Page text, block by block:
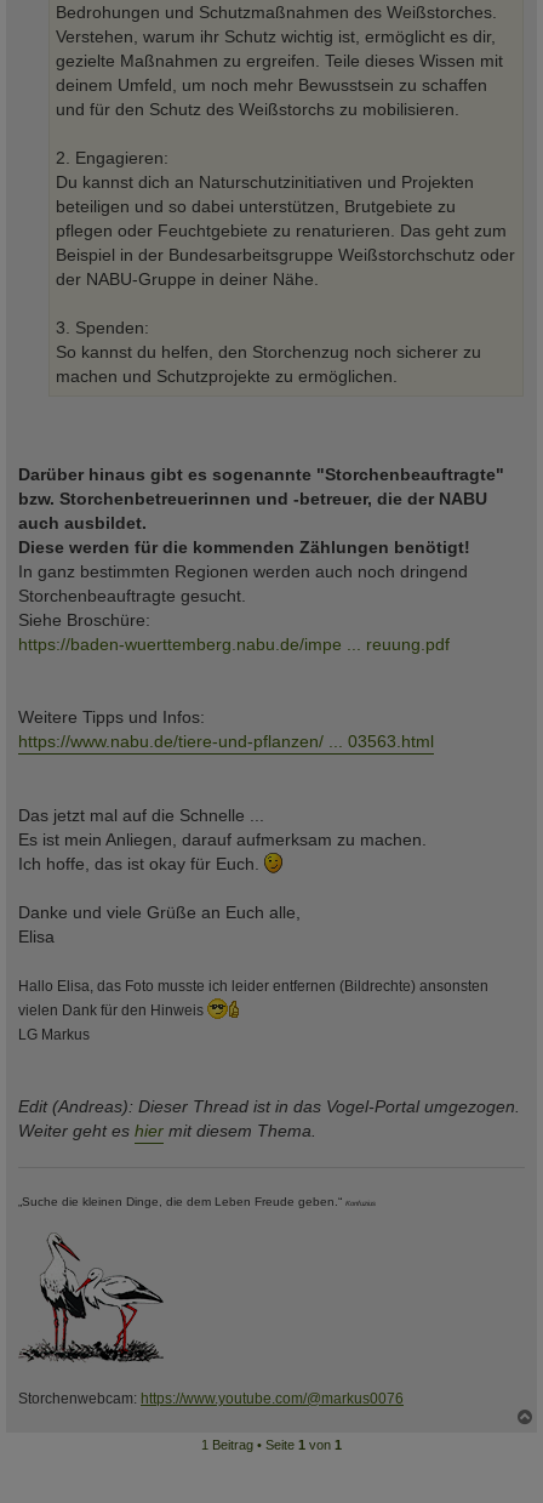
Bedrohungen und Schutzmaßnahmen des Weißstorches.
Verstehen, warum ihr Schutz wichtig ist, ermöglicht es dir,
gezielte Maßnahmen zu ergreifen. Teile dieses Wissen mit
deinem Umfeld, um noch mehr Bewusstsein zu schaffen
und für den Schutz des Weißstorchs zu mobilisieren.
2. Engagieren:
Du kannst dich an Naturschutzinitiativen und Projekten
beteiligen und so dabei unterstützen, Brutgebiete zu
pflegen oder Feuchtgebiete zu renaturieren. Das geht zum
Beispiel in der Bundesarbeitsgruppe Weißstorchschutz oder
der NABU-Gruppe in deiner Nähe.
3. Spenden:
So kannst du helfen, den Storchenzug noch sicherer zu
machen und Schutzprojekte zu ermöglichen.
Darüber hinaus gibt es sogenannte "Storchenbeauftragte"
bzw. Storchenbetreuerinnen und -betreuer, die der NABU
auch ausbildet.
Diese werden für die kommenden Zählungen benötigt!
In ganz bestimmten Regionen werden auch noch dringend
Storchenbeauftragte gesucht.
Siehe Broschüre:
https://baden-wuerttemberg.nabu.de/impe ... reuung.pdf
Weitere Tipps und Infos:
https://www.nabu.de/tiere-und-pflanzen/ ... 03563.html
Das jetzt mal auf die Schnelle ...
Es ist mein Anliegen, darauf aufmerksam zu machen.
Ich hoffe, das ist okay für Euch.
Danke und viele Grüße an Euch alle,
Elisa
Hallo Elisa, das Foto musste ich leider entfernen (Bildrechte) ansonsten
vielen Dank für den Hinweis
LG Markus
Edit (Andreas): Dieser Thread ist in das Vogel-Portal umgezogen.
Weiter geht es hier mit diesem Thema.
„Suche die kleinen Dinge, die dem Leben Freude geben.“ Konfuzius
Storchenwebcam: https://www.youtube.com/@markus0076
1 Beitrag • Seite 1 von 1